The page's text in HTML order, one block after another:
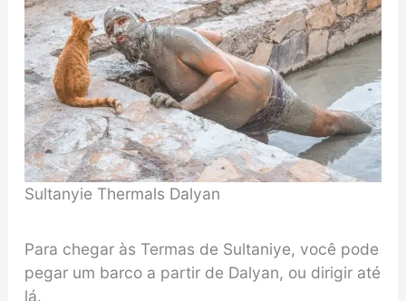
Sultanyie Thermals Dalyan
Para chegar às Termas de Sultaniye, você pode
pegar um barco a partir de Dalyan, ou dirigir até
lá.